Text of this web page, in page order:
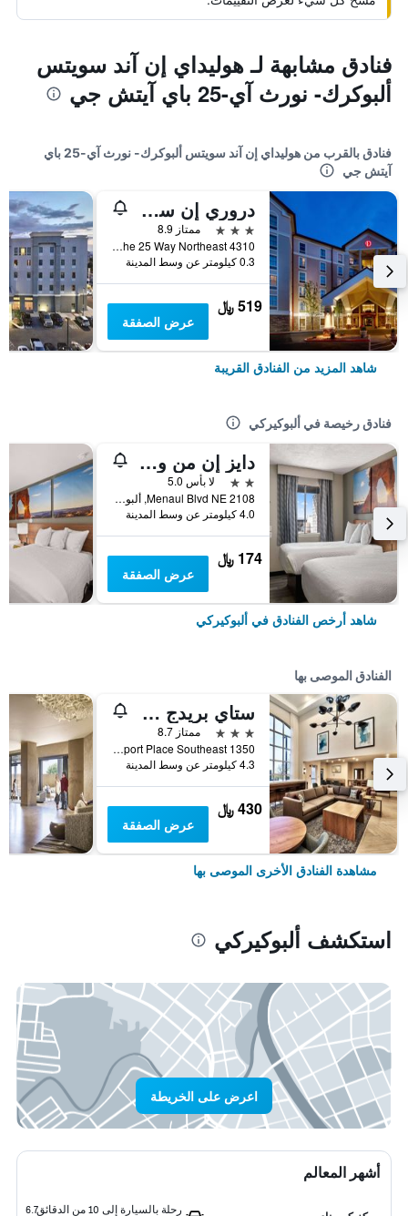
فنادق مشابهة لـ هوليداي إن آند سويتس
ألبوكرك- نورث آي-25 باي آيتش جي
فنادق بالقرب من هوليداي إن آند سويتس ألبوكرك- نورث آي-25 باي
آيتش جي
دروري إن سويتس ألباكركي نورث
3 نجوم
ممتاز 8.9
4310 The 25 Way Northeast, ألبوكيركي, NM, الولايات المتحدة الأميريكية
0.3 كيلومتر عن وسط المدينة
519 ﷼
عرض الصفقة
شاهد المزيد من الفنادق القريبة
فنادق رخيصة في ألبوكيركي
دايز إن من ويندام ألبوكيركي، الشمال الشرقي
2 نجمتين
لا بأس 5.0
2108 Menaul Blvd NE, ألبوكيركي, NM, الولايات المتحدة الأميريكية
4.0 كيلومتر عن وسط المدينة
174 ﷼
عرض الصفقة
شاهد أرخص الفنادق في ألبوكيركي
الفنادق الموصى بها
ستاي بريدج سويتس ألبوكورك - أيربورت بي آيتش جي
3 نجوم
ممتاز 8.7
1350 Sunport Place Southeast, ألبوكيركي, NM, الولايات المتحدة الأميريكية
4.3 كيلومتر عن وسط المدينة
430 ﷼
عرض الصفقة
مشاهدة الفنادق الأخرى الموصى بها
استكشف ألبوكيركي
اعرض على الخريطة
أشهر المعالم
رحلة بالسيارة إلى 10 من الدقائق
6.7